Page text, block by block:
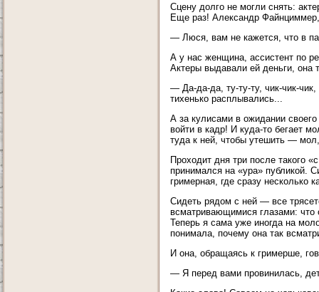
Сцену долго не могли снять:
Еще раз! Александр
— Люся, вам не кажется, что в
А у нас женщина, ассистент по
Актеры выдавали ей деньги, она
— Да-да-да, ту-ту-ту, чик-чик-
тихенько расплывались...
А за кулисами в ожидании
войти в кадр! И куда-то бегает
туда к ней, чтобы утешить —
Проходит дня три после такого
принимался на «ура» публикой.
гримерная, где сразу несколько
Сидеть рядом с ней — все
всматривающимися глазами: что
Теперь я сама уже иногда на
понимала, почему она так
И она, обращаясь к гримерше,
— Я перед вами провинилась,